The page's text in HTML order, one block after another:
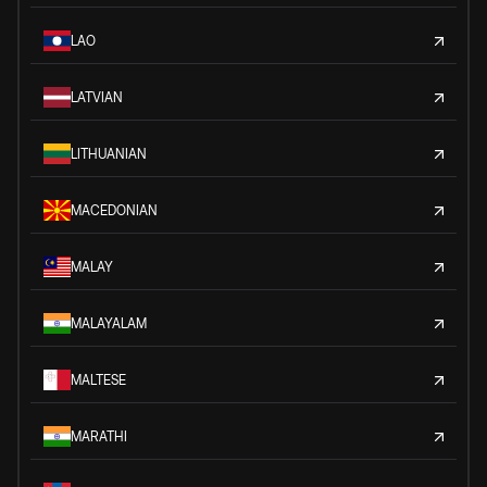
LAO
LATVIAN
LITHUANIAN
MACEDONIAN
MALAY
MALAYALAM
MALTESE
MARATHI